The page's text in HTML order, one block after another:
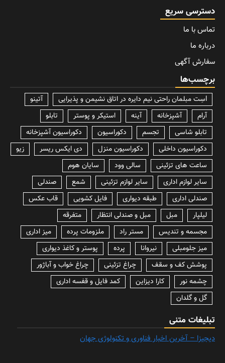
دسترسی سریع
تماس با ما
درباره ما
سفارش آگهی
برچسب‌ها
lسِت مبلمان راحتی نیم دایره در اتاق نشیمن و پذیرایی
آتینو
آرام
آشپزخانه آینه استیکر و پوستر
تابلو
تابلو شاسی
تجسم دکوراسیون
دکوراسیون آشپزخانه
دکوراسیون داخلی
دکوراسیون منزل دی ایکس ریسر
زیو
ساعت های تزئینی
سالی وود
سایان هوم
سایر لوازم اداری
سایر لوازم تزئینی شمع
صندلی
صندلی اداری
طبقه دیواری فایل کشویی
قاب عکس
لیلپار
مبل مبل و صندلی انتظار
متفرقه
مجسمه و تندیس
مستر راد ملزومات پرده
میز اداری
میز جلومبلی
نیروانا پرده
پوستر و کاغذ دیواری
پوشش کف و سقف
چراغ تزئینی
چراغ خواب و آباژور
چشمه نور
کارا دیزاین
کمد فایل و قفسه اداری
گل و گلدان
تبلیغات متنی
دیجیزا – آخرین اخبار فناوری و تکنولوژی جهان